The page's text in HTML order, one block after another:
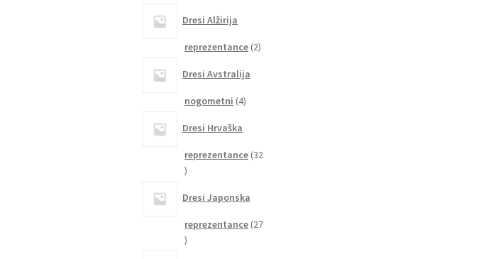
Dresi Alžirija
reprezentance 22
Dresi Avstralija
nogometni 44
Dresi Hrvaška
reprezentance 32
32
Dresi Japonska
reprezentance 27
27